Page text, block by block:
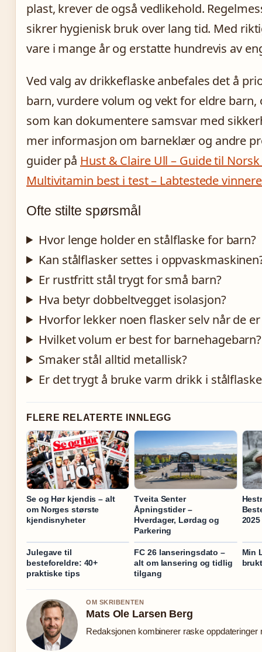
plast, krever de også vedlikehold.
sikrer hygienisk bruk over lang tid. Med
vare i mange år og erstatte hundrevis av
Ved valg av drikkeflaske anbefales det å
barn, vurdere volum og vekt for eldre
som kan dokumentere samsvar med
mer informasjon om barneklær og andre
guider på Hust & Claire Ull – Guide til
Multivitamin best i test – Labtestede
Ofte stilte spørsmål
Hvor lenge holder en stålflaske for barn?
Kan stålflasker settes i
Er rustfritt stål trygt for små barn?
Hva betyr dobbeltvegget isolasjon?
Hvorfor lekker noen flasker selv når de
Hvilket volum er best for barnehagebarn?
Smaker stål alltid metallisk?
Er det trygt å bruke varm drikk i
FLERE RELATERTE INNLEGG
Se og Hør kjendis – alt
om Norges største
kjendisnyheter
Tveita Senter
Åpningstider –
Hverdager, Lørdag og
Parkering
2025
Julegave til
besteforeldre: 40+
praktiske tips
FC 26 lanseringsdato –
alt om lansering og tidlig
tilgang
Min
OM SKRIBENTEN
Mats Ole Larsen Berg
Redaksjonen kombinerer raske oppdateringer